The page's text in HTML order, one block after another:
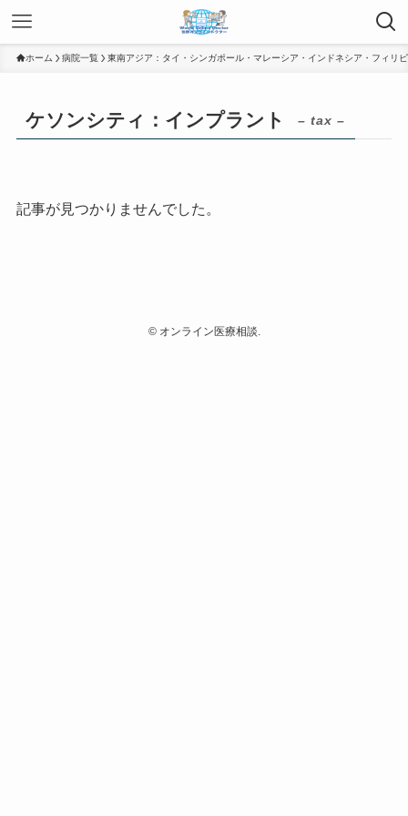
ホーム 病院一覧 東南アジア：タイ・シンガポール・マレーシア・インドネシア・フィリ
ケソンシティ：インプラント – tax –
記事が見つかりませんでした。
©オンライン医療相談.